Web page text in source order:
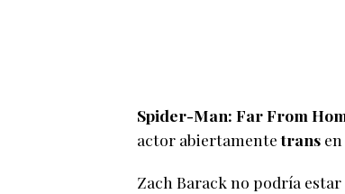
Spider-Man: Far From
actor abiertamentetrans
Zach Barack no podría